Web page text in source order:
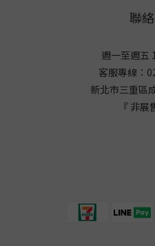
聯
週一至週五
客服專線：
新北市三重區
『 非展